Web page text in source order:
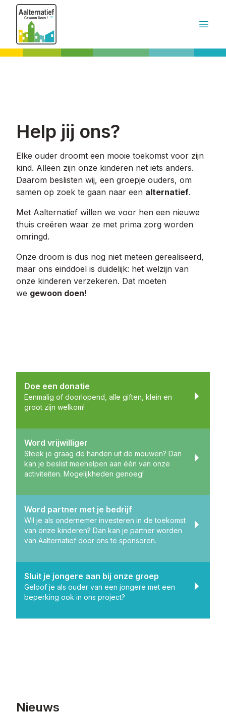
Help jij ons?
Elke ouder droomt een mooie toekomst voor zijn
kind. Alleen zijn onze kinderen net iets anders.
Daarom beslisten wij, een groepje ouders, om
samen op zoek te gaan naar een alternatief.
Met Aalternatief willen we voor hen een nieuwe
thuis creëren waar ze met prima zorg worden
omringd.
Onze droom is dus nog niet meteen gerealiseerd,
maar ons einddoel is duidelijk: het welzijn van
onze kinderen verzekeren. Dat moeten
we gewoon doen!
Doe een donatie
Eenmalig of doorlopend, alle giften, klein en
groot zijn welkom!
Word vrijwilliger
Steek je graag de handen uit de mouwen? Dan
kan je beslist meehelpen aan één van onze
activiteiten. Mogelijkheden genoeg!
Word partner met je bedrijf
Wil je als ondernemer investeren in de toekomst
van onze kinderen? Dan kan je partner worden
van Aalternatief door ons te sponsoren.
Sluit je jongere aan bij onze groep
Geloof je als ouder van een jongere met een
beperking ook in ons project?
Nieuws